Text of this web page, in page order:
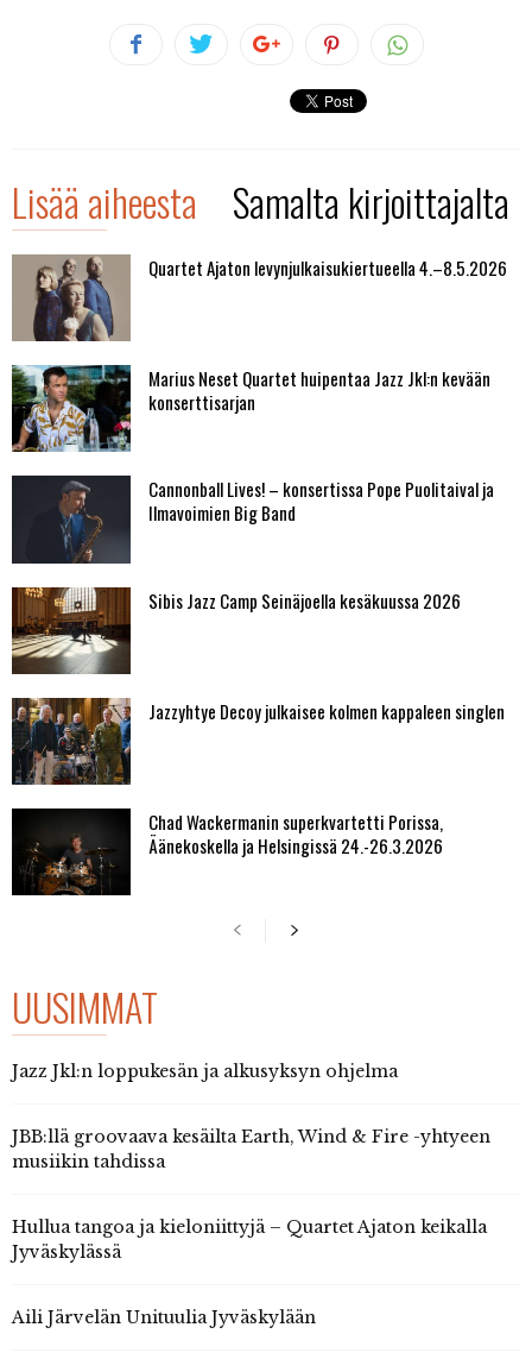
Lisää aiheesta Samalta kirjoittajalta
Quartet Ajaton levynjulkaisukiertueella 4.–8.5.2026
Marius Neset Quartet huipentaa Jazz Jkl:n kevään
konserttisarjan
Cannonball Lives! – konsertissa Pope Puolitaival ja
Ilmavoimien Big Band
Sibis Jazz Camp Seinäjoella kesäkuussa 2026
Jazzyhtye Decoy julkaisee kolmen kappaleen singlen
Chad Wackermanin superkvartetti Porissa,
Äänekoskella ja Helsingissä 24.-26.3.2026
UUSIMMAT
Jazz Jkl:n loppukesän ja alkusyksyn ohjelma
JBB:llä groovaava kesäilta Earth, Wind & Fire -yhtyeen
musiikin tahdissa
Hullua tangoa ja kieloniittyjä – Quartet Ajaton keikalla
Jyväskylässä
Aili Järvelän Unituulia Jyväskylään